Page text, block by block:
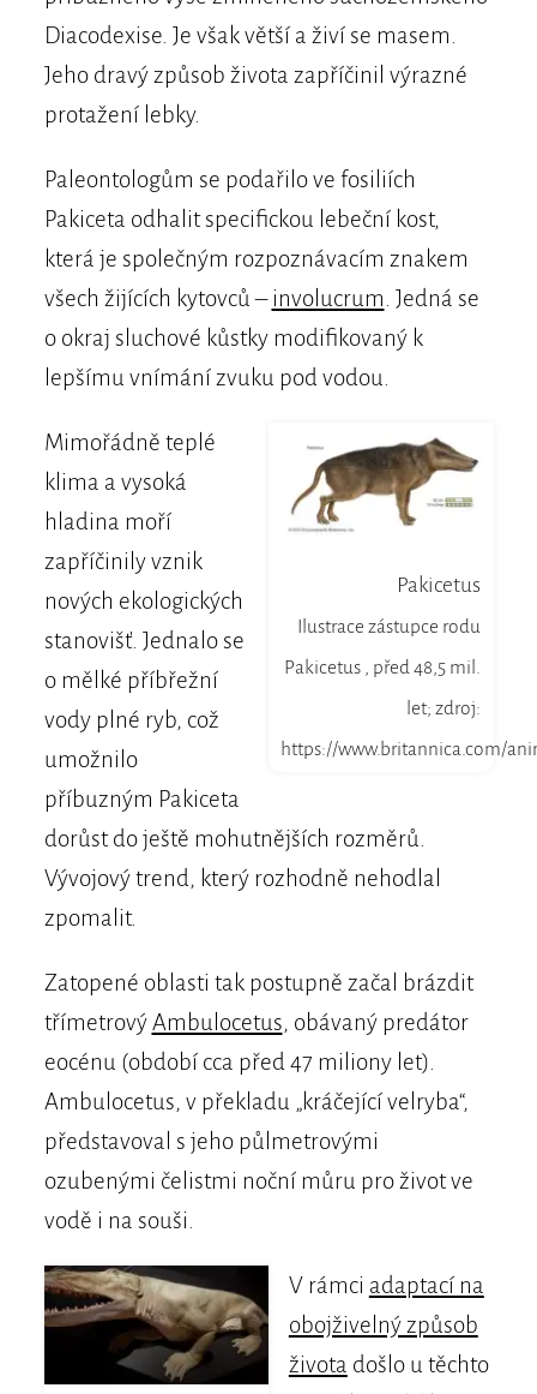
Diacodexise. Je však větší a živí se masem.
Jeho dravý způsob života zapříčinil výrazné
protažení lebky.
Paleontologům se podařilo ve fosiliích
Pakiceta odhalit specifickou lebeční kost,
která je společným rozpoznávacím znakem
všech žijících kytovců –involucrum . Jedná se
o okraj sluchové kůstky modifikovaný k
lepšímu vnímání zvuku pod vodou.
Pakicetus
Ilustrace zástupce rodu
Pakicetus , před 48,5 mil.
let; zdroj:
https://www.britannica.com/
Mimořádně teplé
klima a vysoká
hladina moří
zapříčinily vznik
nových ekologických
stanovišť. Jednalo se
o mělké příbřežní
vody plné ryb, což
umožnilo
příbuzným Pakiceta
dorůst do ještě mohutnějších rozměrů.
Vývojový trend, který rozhodně nehodlal
zpomalit.
Zatopené oblasti tak postupně začal brázdit
třímetrovýAmbulocetus, obávaný predátor
eocénu (období cca před 47 miliony let).
Ambulocetus, v překladu „kráčející velryba“,
představoval s jeho půlmetrovými
ozubenými čelistmi noční můru pro život ve
vodě i na souši.
V rámci adaptací na
obojživelný způsob
života došlo u těchto